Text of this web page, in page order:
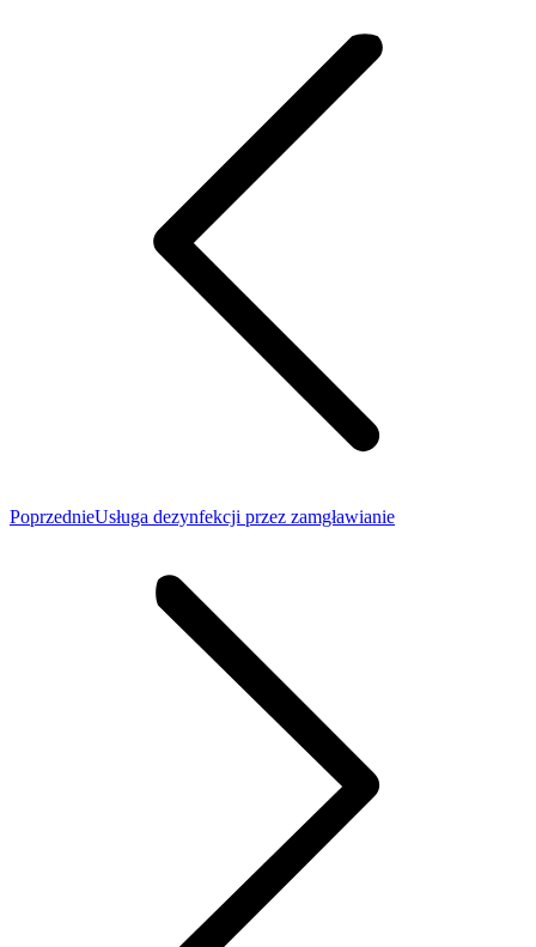
PoprzedniePoprzedni
Usługa dezynfekcji przez zamgławianie